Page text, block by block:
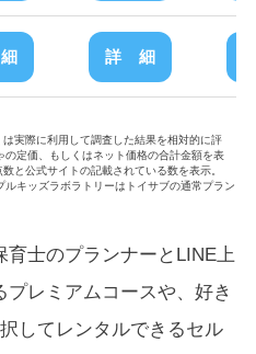
詳 細
実際に利用して調査した結果を相対的に評
定価、もしくはネット価格の合計金額を表
と公式サイトの記載されている数を表示。
キッズラボラトリーはトイサブの通常プラン
士のプランナーとLINE上
レミアムコースや、好き
してレンタルできるセル